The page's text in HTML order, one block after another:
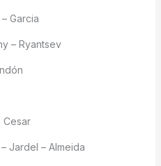
Garcia
– Ryantsev
Cesar
Jardel – Almeida